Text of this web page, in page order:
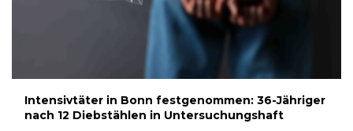
Intensivtäter in Bonn festgenommen: 36-Jähriger
nach 12 Diebstählen in Untersuchungshaft